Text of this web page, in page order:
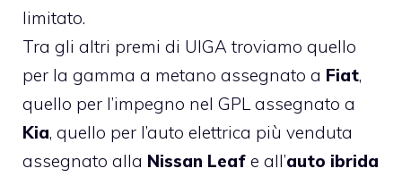
limitato.
Tra gli altri premi di UIGA troviamo quello
per la gamma a metano assegnato a Fiat,
quello per l’impegno nel GPL assegnato a
Kia, quello per l’auto elettrica più venduta
assegnato alla Nissan Leaf e all’auto ibrida